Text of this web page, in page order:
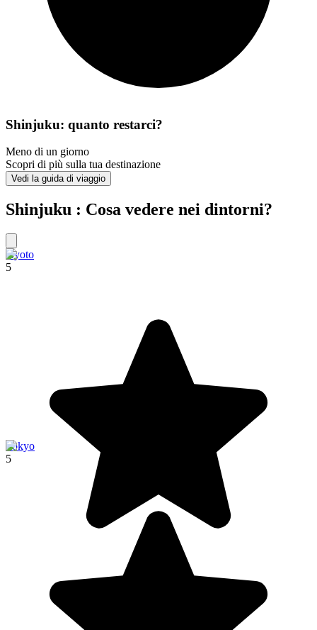
Shinjuku: quanto restarci?
Meno di un giorno
Scopri di più sulla tua destinazione
Vedi la guida di viaggio
Shinjuku : Cosa vedere nei dintorni?
Kyoto
5
Tokyo
5